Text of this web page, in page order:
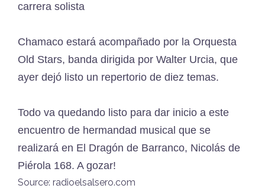
carrera solista
Chamaco estará acompañado por la Orquesta
Old Stars, banda dirigida por Walter Urcia, que
ayer dejó listo un repertorio de diez temas.
Todo va quedando listo para dar inicio a este
encuentro de hermandad musical que se
realizará en El Dragón de Barranco, Nicolás de
Piérola 168. A gozar!
Source: radioelsalsero.com